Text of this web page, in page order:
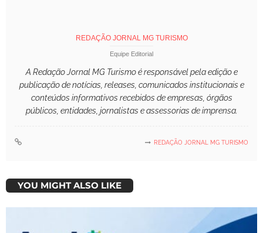
REDAÇÃO JORNAL MG TURISMO
Equipe Editorial
A Redação Jornal MG Turismo é responsável pela edição e
publicação de notícias, releases, comunicados institucionais e
conteúdos informativos recebidos de empresas, órgãos
públicos, entidades, jornalistas e assessorias de imprensa.
REDAÇÃO JORNAL MG TURISMO
YOU MIGHT ALSO LIKE